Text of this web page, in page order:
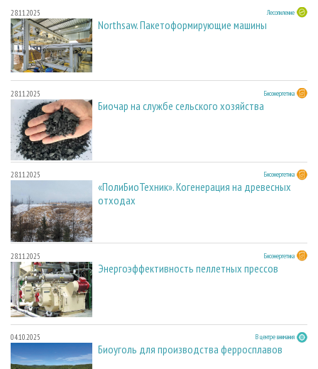
28.11.2025 Лесопиление
Northsaw. Пакетоформирующие машины
28.11.2025 Биоэнергетика
Биочар на службе сельского хозяйства
28.11.2025 Биоэнергетика
«ПолиБиоТехник». Когенерация на древесных
отходах
28.11.2025 Биоэнергетика
Энергоэффективность пеллетных прессов
04.10.2025 В центре внимания
Биоуголь для производства ферросплавов